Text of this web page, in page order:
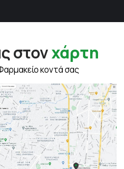
στονχάρτη
κοντά σας